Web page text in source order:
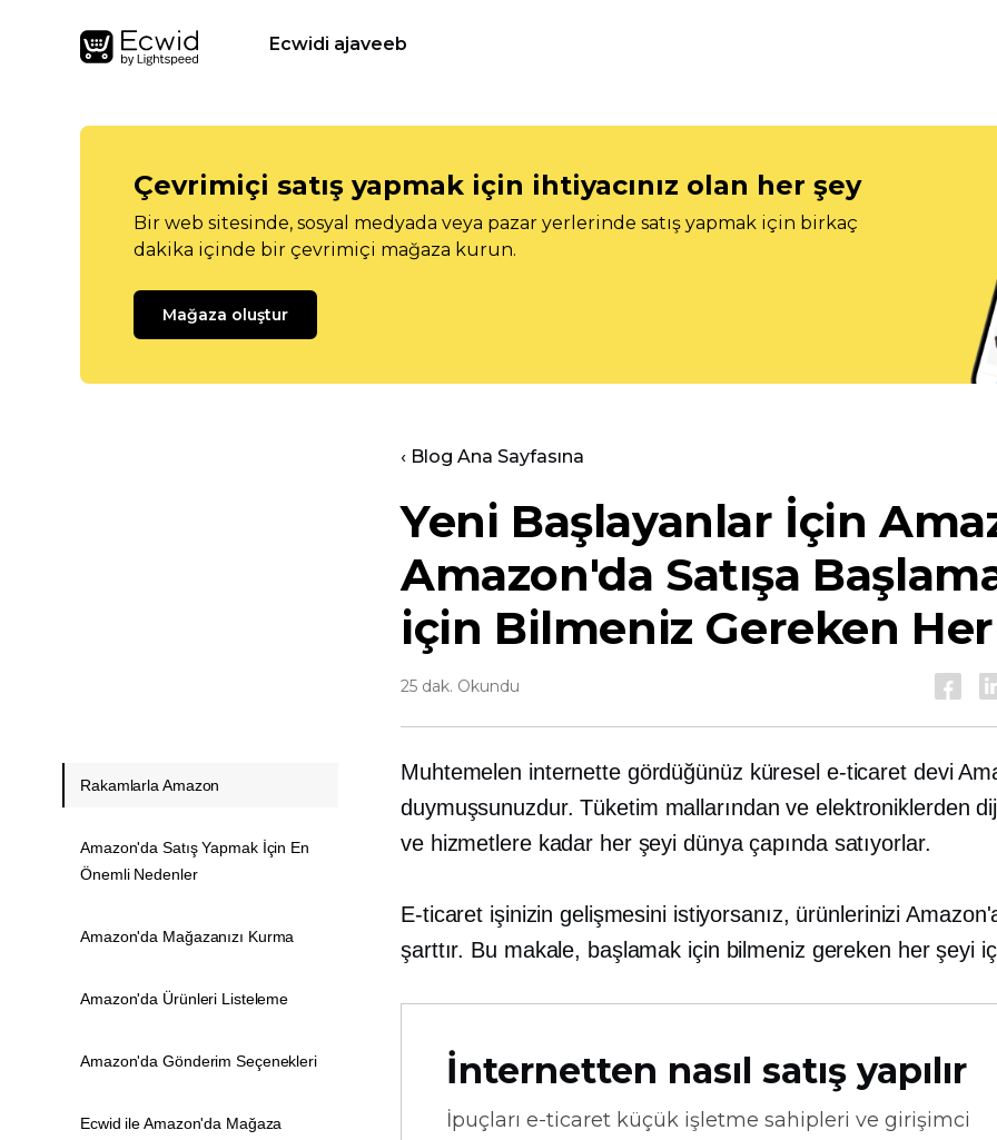
Ecwidi ajaveeb
Çevrimiçi satış yapmak için ihtiyacınız olan her şey
Bir web sitesinde, sosyal medyada veya pazar yerlerinde satış yapmak için birkaç
dakika içinde bir çevrimiçi mağaza kurun.
Mağaza oluştur
‹ Blog Ana Sayfasına
Yeni Başlayanlar İçin
Amazon'da Satışa
için Bilmeniz Gereken
25 dak. Okundu
Muhtemelen internette gördüğünüz küresel e-ticaret devi
duymuşsunuzdur. Tüketim mallarından ve elektroniklerden
ve hizmetlere kadar her şeyi dünya çapında satıyorlar.
E-ticaret işinizin gelişmesini istiyorsanız, ürünlerinizi
şarttır. Bu makale, başlamak için bilmeniz gereken her şeyi
İnternetten nasıl satış yapılır
İpuçları e-ticaret küçük işletme sahipleri ve girişimci
Rakamlarla Amazon
Amazon'da Satış Yapmak İçin En
Önemli Nedenler
Amazon'da Mağazanızı Kurma
Amazon'da Ürünleri Listeleme
Amazon'da Gönderim Seçenekleri
Ecwid ile Amazon'da Mağaza